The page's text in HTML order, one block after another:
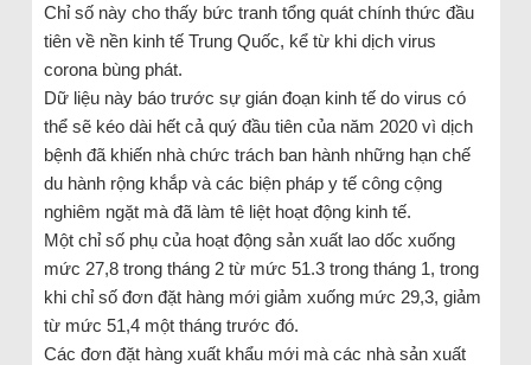
Chỉ số này cho thấy bức tranh tổng quát chính thức đầu
tiên về nền kinh tế Trung Quốc, kể từ khi dịch virus
corona bùng phát.
Dữ liệu này báo trước sự gián đoạn kinh tế do virus có
thể sẽ kéo dài hết cả quý đầu tiên của năm 2020 vì dịch
bệnh đã khiến nhà chức trách ban hành những hạn chế
du hành rộng khắp và các biện pháp y tế công cộng
nghiêm ngặt mà đã làm tê liệt hoạt động kinh tế.
Một chỉ số phụ của hoạt động sản xuất lao dốc xuống
mức 27,8 trong tháng 2 từ mức 51.3 trong tháng 1, trong
khi chỉ số đơn đặt hàng mới giảm xuống mức 29,3, giảm
từ mức 51,4 một tháng trước đó.
Các đơn đặt hàng xuất khẩu mới mà các nhà sản xuất